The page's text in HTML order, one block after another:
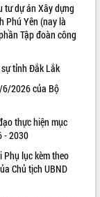
tư dự án Xây dựng
Phú Yên (nay là
Tập đoàn công
tỉnh Đắk Lắk
6/2026 của Bộ
thực hiện mục
- 2030
Phụ lục kèm theo
Chủ tịch UBND